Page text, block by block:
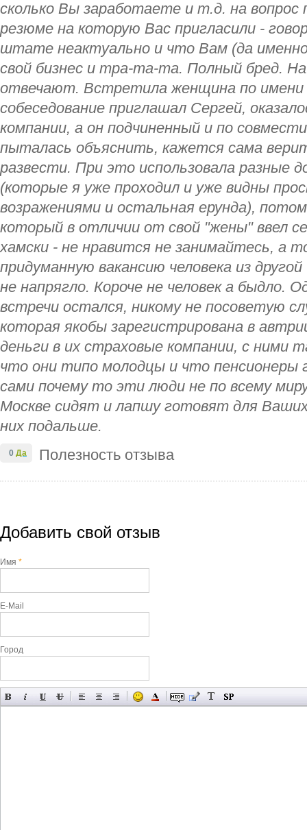
сколько Вы заработаете и т.д. на вопрос
резюме на которую Вас пригласили -
штате неактуально и что Вам (да
свой бизнес и тра-та-та. Полный бред.
отвечают. Встретила женщина по имени
собеседование приглашал Сергей,
компании, а он подчиненный и по
пыталась объяснить, кажется сама
развести. При это использовала разные
(которые я уже проходил и уже видны
возражениями и остальная ерунда),
который в отличии от свой "жены" ввел
хамски - не нравится не занимайтесь, а
придуманную вакансию человека из
не напрягло. Короче не человек а быдло.
встречи остался, никому не посоветую
которая якобы зарегистрирована в
деньги в их страховые компании, с ними
что они типо молодцы и что пенсионеры
сами почему то эти люди не по всему
Москве сидят и лапшу готовят для
них подальше.
Полезность отзыва
0 Да
Добавить свой отзыв
Имя *
E-Mail
Город